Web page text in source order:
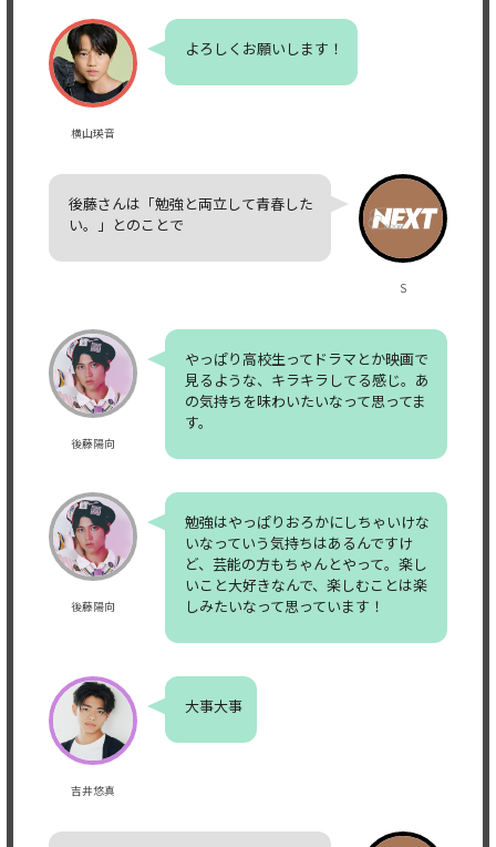
横山瑛音
よろしくお願いします！
S
後藤さんは「勉強と両立して青春した
い。」とのことで
後藤陽向
やっぱり高校生ってドラマとか映画で
見るような、キラキラしてる感じ。あ
の気持ちを味わいたいなって思ってま
す。
後藤陽向
勉強はやっぱりおろかにしちゃいけな
いなっていう気持ちはあるんですけ
ど、芸能の方もちゃんとやって。楽し
いこと大好きなんで、楽しむことは楽
しみたいなって思っています！
吉井悠真
大事大事